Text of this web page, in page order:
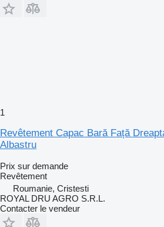
1
Revêtement Capac Bară Față
Albastru
Prix sur demande
Revêtement
Roumanie, Cristesti
ROYAL DRU AGRO S.R.L.
Contacter le vendeur